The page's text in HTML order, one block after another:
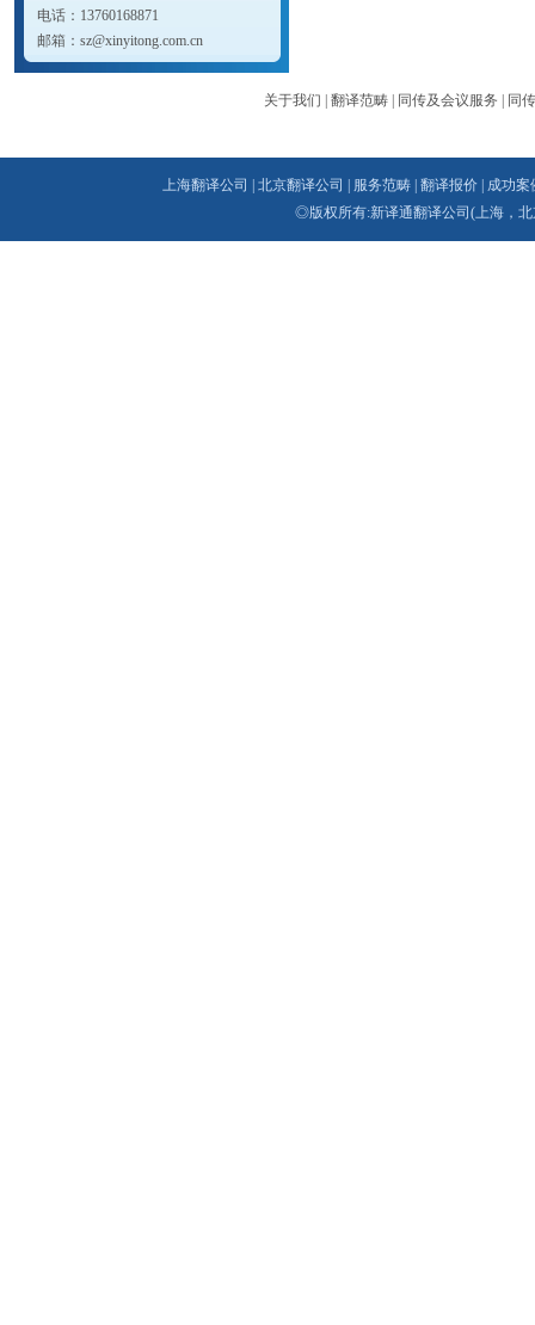
电话：13760168871
邮箱： sz@xinyitong.com.cn
关于我们 翻译范畴 同传及会议服务 同
上海翻译公司 北京翻译公司 服务范畴| 翻译报价|
成功案
◎版权所有:新译通翻译公司 (上海，